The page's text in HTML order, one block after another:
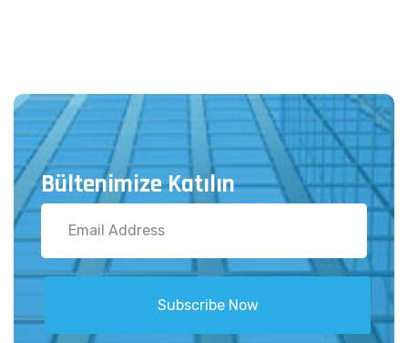
Bültenimize Katılın
Subscribe Now